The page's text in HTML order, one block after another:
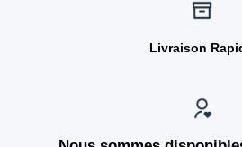
Livraison